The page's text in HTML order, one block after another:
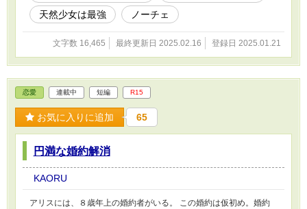
天然少女は最強
ノーチェ
文字数 16,465 最終更新日 2025.02.16 登録日 2025.01.21
恋愛 連載中 短編 R15
お気に入りに追加 65
円満な婚約解消
KAORU
アリスには、８歳年上の婚約者がいる。 この婚約は仮初め。婚約